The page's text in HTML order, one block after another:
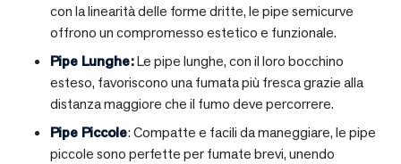
con la linearità delle forme dritte, le pipe semicurve
offrono un compromesso estetico e funzionale.
Pipe Lunghe:Le pipe lunghe, con il loro bocchino
esteso, favoriscono una fumata più fresca grazie alla
distanza maggiore che il fumo deve percorrere.
Pipe Piccole: Compatte e facili da maneggiare, le pipe
piccole sono perfette per fumate brevi, unendo